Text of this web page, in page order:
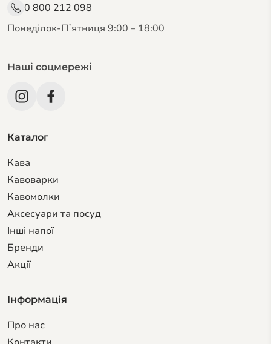
0 800 212 098
Понеділок-Пʼятниця 9:00 – 18:00
Наші соцмережі
Каталог
Кава
Кавоварки
Кавомолки
Аксесуари та посуд
Інші напої
Бренди
Акції
Інформація
Про нас